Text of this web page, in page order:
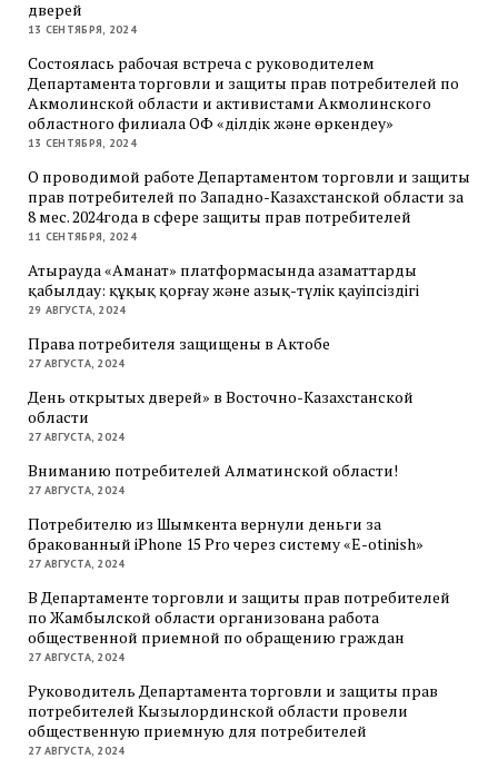
дверей
13 СЕНТЯБРЯ, 2024
Состоялась рабочая встреча с руководителем
Департамента торговли и защиты прав потребителей по
Акмолинской области и активистами Акмолинского
областного филиала ОФ «Әділдік және өркендеу»
13 СЕНТЯБРЯ, 2024
О проводимой работе Департаментом торговли и защиты
прав потребителей по Западно-Казахстанской области за
8 мес. 2024года в сфере защиты прав потребителей
11 СЕНТЯБРЯ, 2024
Атырауда «Аманат» платформасында азаматтарды
қабылдау: құқық қорғау және азық-түлік қауіпсіздігі
29 АВГУСТА, 2024
Права потребителя защищены в Актобе
27 АВГУСТА, 2024
День открытых дверей» в Восточно-Казахстанской
области
27 АВГУСТА, 2024
Вниманию потребителей Алматинской области!
27 АВГУСТА, 2024
Потребителю из Шымкента вернули деньги за
бракованный iPhone 15 Pro через систему «E-otinish»
27 АВГУСТА, 2024
В Департаменте торговли и защиты прав потребителей
по Жамбылской области организована работа
общественной приемной по обращению граждан
27 АВГУСТА, 2024
Руководитель Департамента торговли и защиты прав
потребителей Кызылординской области провели
общественную приемную для потребителей
27 АВГУСТА, 2024